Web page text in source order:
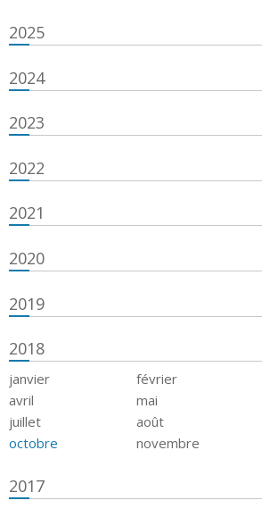
2025
2024
2023
2022
2021
2020
2019
2018
janvier février
avril
mai
juillet
août
octobre
novembre
2017